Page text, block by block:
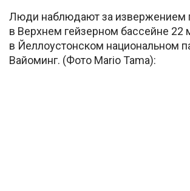
Люди наблюдают за извержением
в Верхнем гейзерном бассейне 22
в Йеллоустонском национальном
Вайоминг. (Фото Mario Tama):